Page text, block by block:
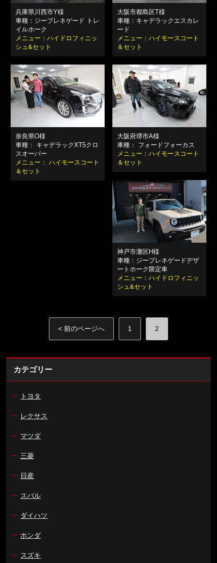
兵庫県川西市Y様
車種：ジープレネゲード トレ
イルホーク
メニュー：ハイドロフィニッ
シュ&セット
大阪市都島区T様
車種：キャデラックエスカレ
ード
メニュー：ハイモースコート
＆セット
奈良県O様
車種： キャデラックXT5クロ
スオーバー
メニュー： ハイモースコート
＆セット
大阪府堺市A様
車種： フォードフォーカス
メニュー：ハイモースコート
＆セット
神戸市灘区H様
車種：ジープレネゲードデザ
ートホーク限定車
メニュー：ハイドロフィニッ
シュ&セット
< 前のページへ 1 2
カテゴリー
ー トヨタ
ー レクサス
ー マツダ
ー 三菱
ー 日産
ー スバル
ー ダイハツ
ー ホンダ
ー スズキ